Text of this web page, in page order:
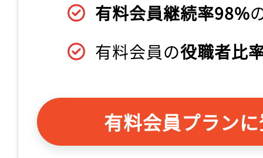
有料会員継続率98%
有料会員の役職者比
有料会員プラン